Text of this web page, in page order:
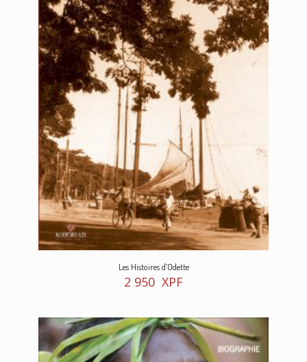
Les Histoires d’Odette
2 950 XPF